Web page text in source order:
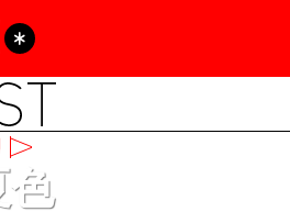
色